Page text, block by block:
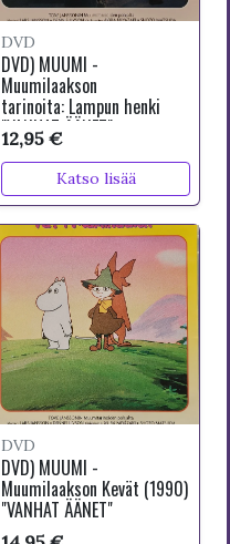
DVD
DVD) MUUMI -
Muumilaakson
tarinoita: Lampun henki
"VANHAT ÄÄNET"
12,95 €
Katso lisää
DVD
DVD) MUUMI -
Muumilaakson Kevät (1990)
"VANHAT ÄÄNET"